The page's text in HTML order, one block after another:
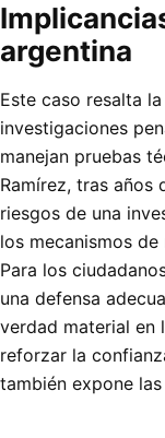
argentina
Este caso resalta
investigaciones
manejan pruebas
Ramírez, tras años
riesgos de una
los mecanismos
Para los
una defensa
verdad material en
reforzar la
también expone